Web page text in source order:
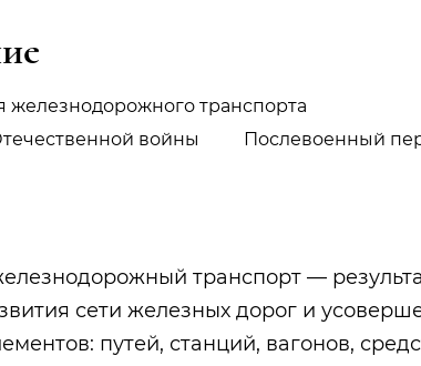
железнодорожного транспорта
войны
Послевоенный
транспорт —
сети железных дорог и
путей, станций, вагонов,
Тукай Габдулла